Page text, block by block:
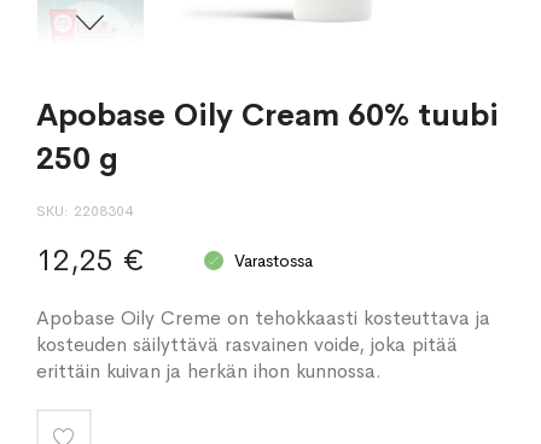
Apobase Oily Cream 60% tuubi
250 g
SKU 2208304
12,25 € Varastossa
Apobase Oily Creme on tehokkaasti kosteuttava ja
kosteuden säilyttävä rasvainen voide, joka pitää
erittäin kuivan ja herkän ihon kunnossa.